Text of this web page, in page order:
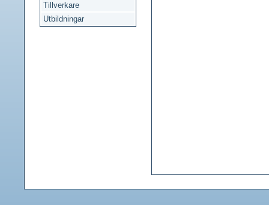
Tillverkare
Utbildningar